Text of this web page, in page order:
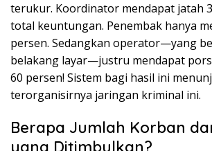
terukur. Koordinator mendapat jatah
total keuntungan. Penembak hanya
persen. Sedangkan operator—yang
belakang layar—justru mendapat
60 persen! Sistem bagi hasil ini
terorganisirnya jaringan kriminal ini.
Berapa Jumlah Korban
yang Ditimbulkan?